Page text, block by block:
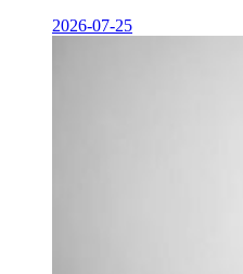
2026-07-25